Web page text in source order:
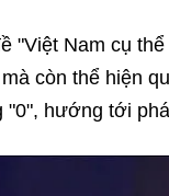
"Việt Nam cụ
còn thể hiện
"0", hướng tới